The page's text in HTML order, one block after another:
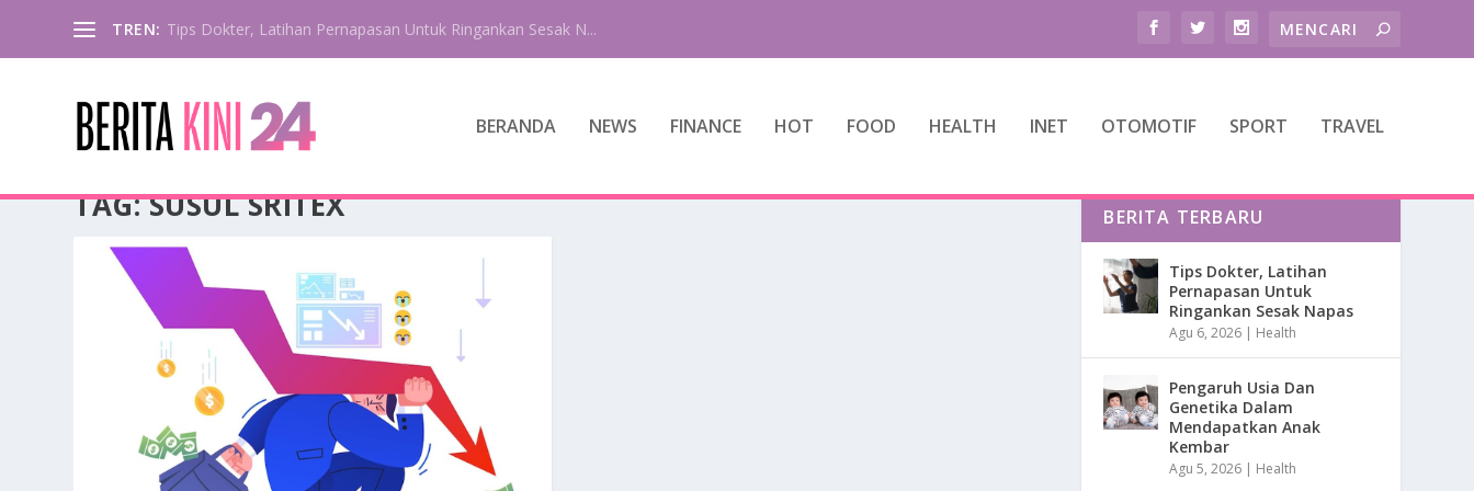
TREN: Tips Dokter, Latihan Pernapasan Untuk Ringankan Sesak N...
BERANDA NEWS FINANCE HOT FOOD HEALTH INET OTOMOTIF SPORT TRAVEL
TAG:SUSUL SRITEX BERITA TERBARU
Tips Dokter, Latihan
Pernapasan Untuk
Ringankan Sesak Napas
Agu 6, 2026 | Health
Pengaruh Usia Dan
Genetika Dalam
Mendapatkan Anak
Kembar
Agu 5, 2026 | Health